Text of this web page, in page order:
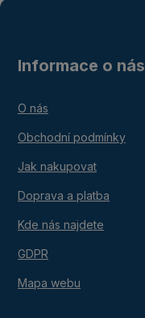
Informace o nás
O nás
Obchodní podmínky
Jak nakupovat
Doprava a platba
Kde nás najdete
GDPR
Mapa webu